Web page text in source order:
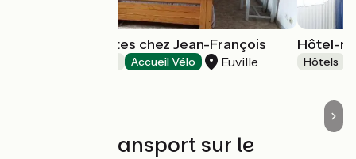
Chambres d'hôtes chez Jean-François
Accueil Vélo Euville
Hôtel-
Hôtels
Trains et transport sur le